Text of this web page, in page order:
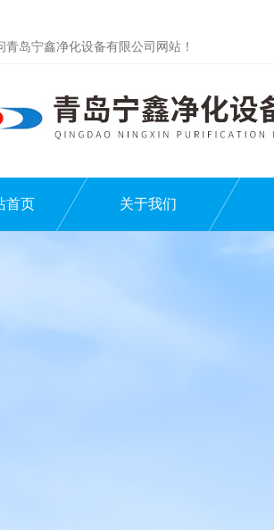
青岛宁鑫净化设备有限公司网站！
首页 关于我们